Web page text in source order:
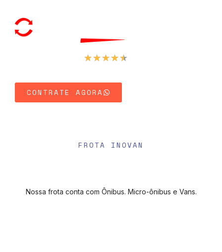
★★★★★
CONTRATE AGORA
FROTA INOVAN
Nossa frota conta com Ônibus. Micro-ônibus e Vans.